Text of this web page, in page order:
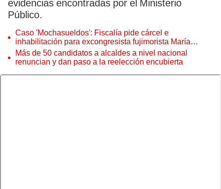
evidencias encontradas por el Ministerio
Público.
Caso 'Mochasueldos': Fiscalía pide cárcel e
inhabilitación para excongresista fujimorista María
Cordero Jon Tay
Más de 50 candidatos a alcaldes a nivel nacional
renuncian y dan paso a la reelección encubierta